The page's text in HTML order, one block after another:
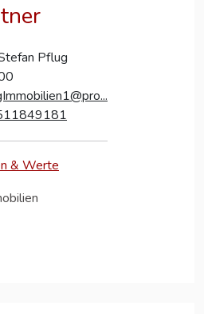
Pflug
& Werte